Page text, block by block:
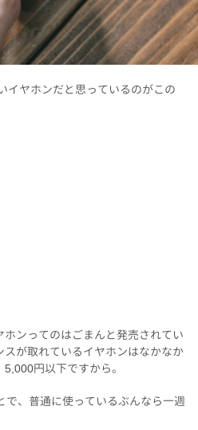
イヤホンだと思っているのがこの
ンってのはごまんと発売されてい
が取れているイヤホンはなかなか
円以下ですから。
で、普通に使っているぶんなら一週